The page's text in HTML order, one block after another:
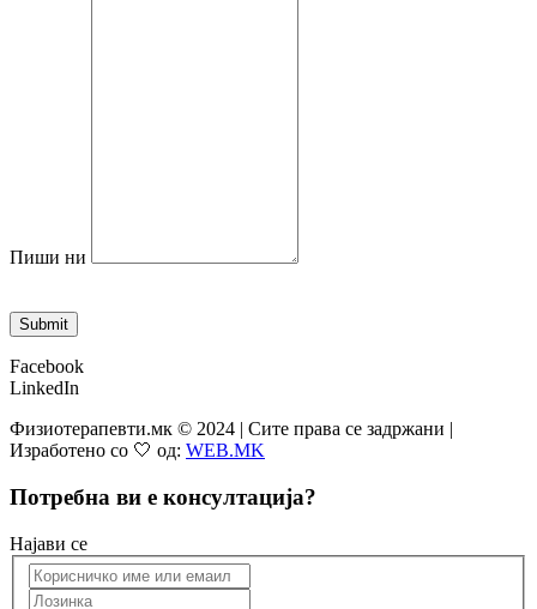
Пиши ни
Submit
Facebook
LinkedIn
Физиотерапевти.мк © 2024 | Сите права се задржани |
Изработено со 🤍 од: WEB.MK
Потребна ви е консултација?
Најави се